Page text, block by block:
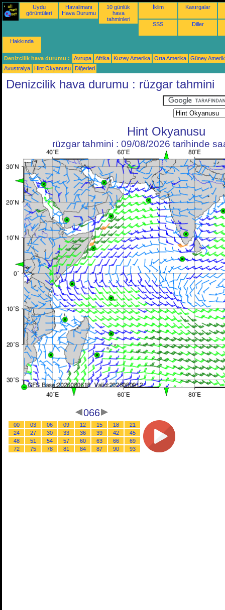
Uydu
görüntüleri
Havalimanı
Hava Durumu
10 günlük
hava
tahminleri
İklim Kasırgalar
SSS Diller
Hakkında
Denizcilik hava durumu : Avrupa Afrika Kuzey Amerika Orta Amerika
Güney
Avustralya
Hint Okyanusu Diğerleri
Denizcilik hava durumu : rüzgar tahmini
Hint Okyanusu
rüzgar tahmini : 09/08/2026 tarihinde
066
00 03 06 09 12 15 18
21
24
27 30 33 36 39 42
45
48
51 54 57 60 63 66
69
72
75 78 81 84 87 90 93